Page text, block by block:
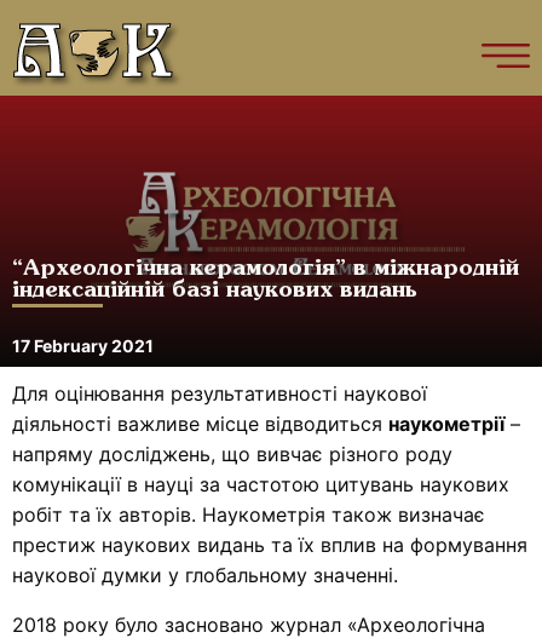
“Археологічна керамологія” в міжнародній
індексаційній базі наукових видань
17 February 2021
Для оцінювання результативності наукової
діяльності важливе місце відводиться наукометрії–
напряму досліджень, що вивчає різного роду
комунікації в науці за частотою цитувань наукових
робіт та їх авторів. Наукометрія також визначає
престиж наукових видань та їх вплив на формування
наукової думки у глобальному значенні.
2018 року було засновано журнал «Археологічна